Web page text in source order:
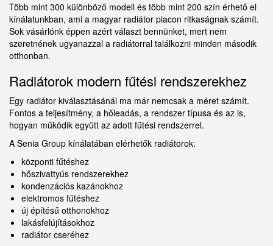
Több mint 300 különböző modell és több mint 200 szín érhető el
kínálatunkban, ami a magyar radiátor piacon ritkaságnak számít.
Sok vásárlónk éppen azért választ bennünket, mert nem
szeretnének ugyanazzal a radiátorral találkozni minden második
otthonban.
Radiátorok modern fűtési rendszerekhez
Egy radiátor kiválasztásánál ma már nemcsak a méret számít.
Fontos a teljesítmény, a hőleadás, a rendszer típusa és az is,
hogyan működik együtt az adott fűtési rendszerrel.
A Senia Group kínálatában elérhetők radiátorok:
központi fűtéshez
hőszivattyús rendszerekhez
kondenzációs kazánokhoz
elektromos fűtéshez
új építésű otthonokhoz
lakásfelújításokhoz
radiátor cseréhez